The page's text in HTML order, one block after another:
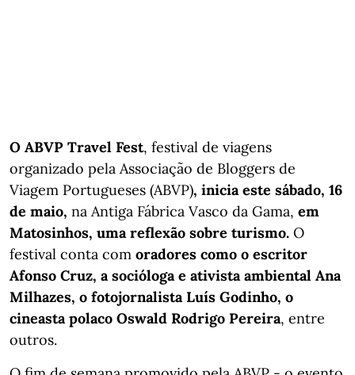
O ABVP Travel Fest, festival de viagens
organizado pela Associação de Bloggers de
Viagem Portugueses (ABVP), inicia este sábado, 16
de maio, na Antiga Fábrica Vasco da Gama, em
Matosinhos, uma reflexão sobre turismo. O
festival conta com oradores como o escritor
Afonso Cruz, a socióloga e ativista ambiental Ana
Milhazes, o fotojornalista Luís Godinho, o
cineasta polaco Oswald Rodrigo Pereira, entre
outros.